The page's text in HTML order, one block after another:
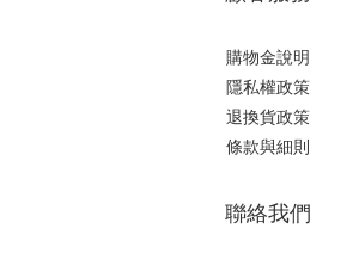
購物金說明
隱私權政策
退換貨政策
條款與細則
聯絡我們